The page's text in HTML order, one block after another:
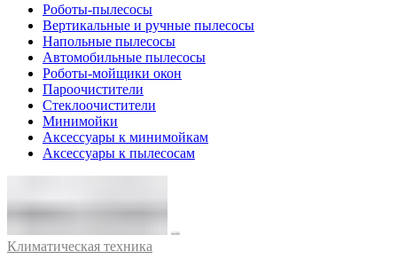
Роботы-пылесосы
Вертикальные и ручные пылесосы
Напольные пылесосы
Автомобильные пылесосы
Роботы-мойщики окон
Пароочистители
Стеклоочистители
Минимойки
Аксессуары к минимойкам
Аксессуары к пылесосам
Климатическая техника